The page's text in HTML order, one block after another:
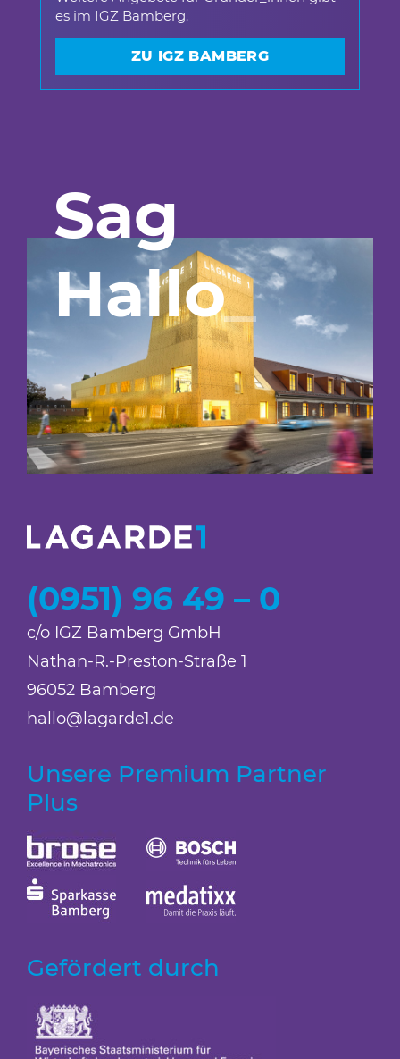
es im IGZ Bamberg.
ZU IGZ BAMBERG
Sag
Hallo_
(0951) 96 49 – 0
c/o IGZ Bamberg GmbH
Nathan-R.-Preston-Straße 1
96052 Bamberg
hallo@lagarde1.de
Unsere Premium Partner
Plus
Gefördert durch